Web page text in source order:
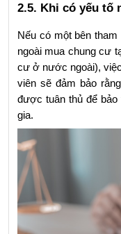
2.5. Khi có yếu tố
Nếu có một bên
ngoài mua chung cư
cư ở nước ngoài),
viên sẽ đảm bảo
được tuân thủ để
gia.